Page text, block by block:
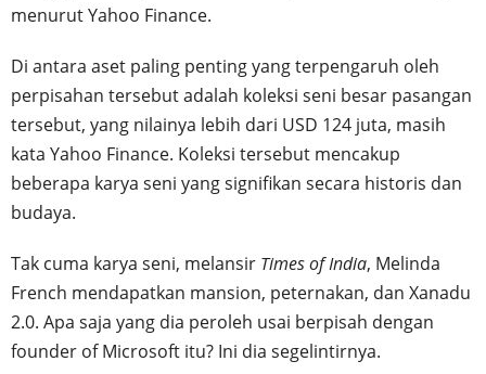
menurut Yahoo Finance.
Di antara aset paling penting yang terpengaruh oleh
perpisahan tersebut adalah koleksi seni besar pasangan
tersebut, yang nilainya lebih dari USD 124 juta, masih
kata Yahoo Finance. Koleksi tersebut mencakup
beberapa karya seni yang signifikan secara historis dan
budaya.
Tak cuma karya seni, melansir Times of India, Melinda
French mendapatkan mansion, peternakan, dan Xanadu
2.0. Apa saja yang dia peroleh usai berpisah dengan
founder of Microsoft itu? Ini dia segelintirnya.